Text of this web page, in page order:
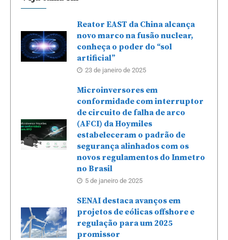
Reator EAST da China alcança
novo marco na fusão nuclear,
conheça o poder do “sol
artificial”
23 de janeiro de 2025
Microinversores em
conformidade com interruptor
de circuito de falha de arco
(AFCI) da Hoymiles
estabeleceram o padrão de
segurança alinhados com os
novos regulamentos do Inmetro
no Brasil
5 de janeiro de 2025
SENAI destaca avanços em
projetos de eólicas offshore e
regulação para um 2025
promissor